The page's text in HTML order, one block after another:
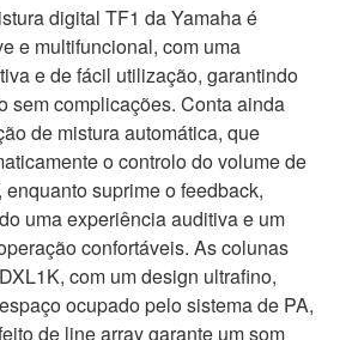
digital TF1 da Yamaha é
e multifuncional, com uma
e de fácil utilização, garantindo
sem complicações. Conta ainda
de mistura automática, que
o controlo do volume de
enquanto suprime o feedback,
uma experiência auditiva e um
confortáveis. As colunas
com um design ultrafino,
ocupado pelo sistema de PA,
de line array garante um som